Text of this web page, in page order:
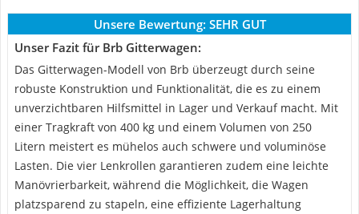
Unsere Bewertung: SEHR GUT
Unser Fazit für Brb Gitterwagen:
Das Gitterwagen-Modell von Brb überzeugt durch seine
robuste Konstruktion und Funktionalität, die es zu einem
unverzichtbaren Hilfsmittel in Lager und Verkauf macht. Mit
einer Tragkraft von 400 kg und einem Volumen von 250
Litern meistert es mühelos auch schwere und voluminöse
Lasten. Die vier Lenkrollen garantieren zudem eine leichte
Manövrierbarkeit, während die Möglichkeit, die Wagen
platzsparend zu stapeln, eine effiziente Lagerhaltung